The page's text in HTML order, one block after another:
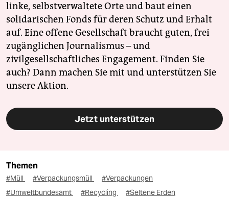
linke, selbstverwaltete Orte und baut einen
solidarischen Fonds für deren Schutz und Erhalt
auf. Eine offene Gesellschaft braucht guten, frei
zugänglichen Journalismus – und
zivilgesellschaftliches Engagement. Finden Sie
auch? Dann machen Sie mit und unterstützen Sie
unsere Aktion.
Jetzt unterstützen
Themen
#Müll #Verpackungsmüll
#Verpackungen
#Umweltbundesamt
#Recycling #Seltene Erden